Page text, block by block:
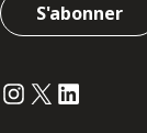
S'abonner
Instagram
Twitter
LinkedIn